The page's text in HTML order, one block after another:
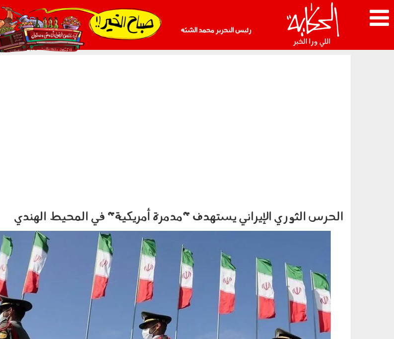
رئيس التحرير محمد الشبّه
021_2.png
الحرس الثوري الإيراني يستهدف "مدمرة أمريكية" في المحيط الهندي